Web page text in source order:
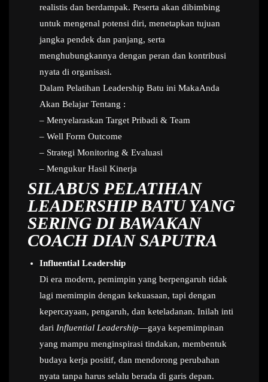
realistis dan berdampak. Peserta akan dibimbing
untuk mengenal potensi diri, menetapkan tujuan
jangka pendek dan panjang, serta
menghubungkannya dengan peran dan kontribusi
nyata di organisasi.
Dalam Pelatihan Leadership Batu ini MakaAnda
Akan Belajar Tentang :
– Menyelaraskan Target Pribadi & Team
– Well Form Outcome
– Strategi Monitoring & Evaluasi
– Mengukur Hasil Kinerja
SILABUS PELATIHAN
LEADERSHIP BATU YANG
SERING DI BAWAKAN
COACH DIAN SAPUTRA
Influential Leadership
Di era modern, pemimpin yang berpengaruh tidak
lagi memimpin dengan kekuasaan, tapi dengan
kepercayaan, pengaruh, dan keteladanan. Inilah inti
dari Influential Leadership—gaya kepemimpinan
yang mampu menginspirasi tindakan, membentuk
budaya kerja positif, dan mendorong perubahan
nyata tanpa harus selalu berada di garis depan.